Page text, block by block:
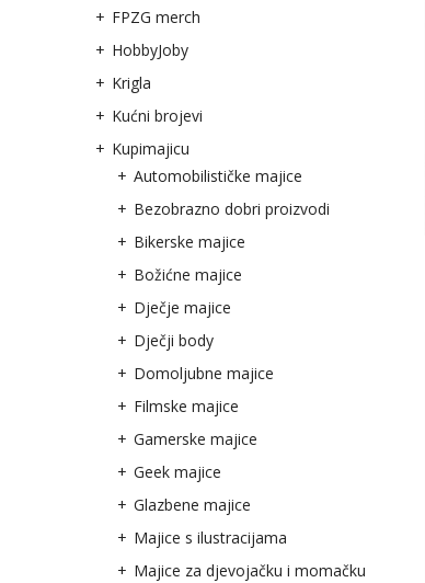
FPZG merch
HobbyJoby
Krigla
Kućni brojevi
Kupimajicu
Automobilističke majice
Bezobrazno dobri proizvodi
Bikerske majice
Božićne majice
Dječje majice
Dječji body
Domoljubne majice
Filmske majice
Gamerske majice
Geek majice
Glazbene majice
Majice s ilustracijama
Majice za djevojačku i momačku